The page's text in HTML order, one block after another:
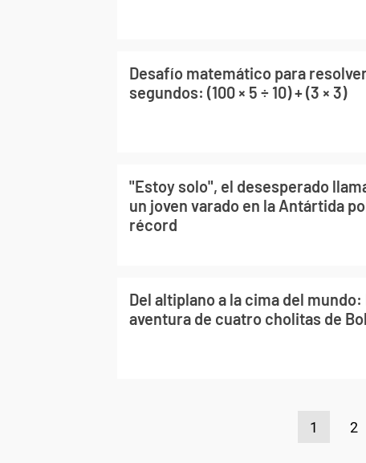
Desafío matemático para
segundos: (100 × 5 ÷ 10) + (3 × 3)
"Estoy solo", el desesperado
un joven varado en la Antártida
récord
Del altiplano a la cima del
aventura de cuatro cholitas de
1 2